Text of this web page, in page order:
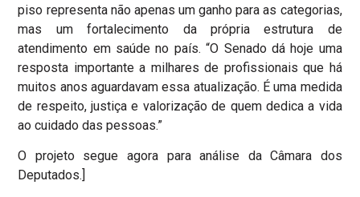
piso representa não apenas um ganho para as categorias,
mas um fortalecimento da própria estrutura de
atendimento em saúde no país. “O Senado dá hoje uma
resposta importante a milhares de profissionais que há
muitos anos aguardavam essa atualização. É uma medida
de respeito, justiça e valorização de quem dedica a vida
ao cuidado das pessoas.”
O projeto segue agora para análise da Câmara dos
Deputados.]